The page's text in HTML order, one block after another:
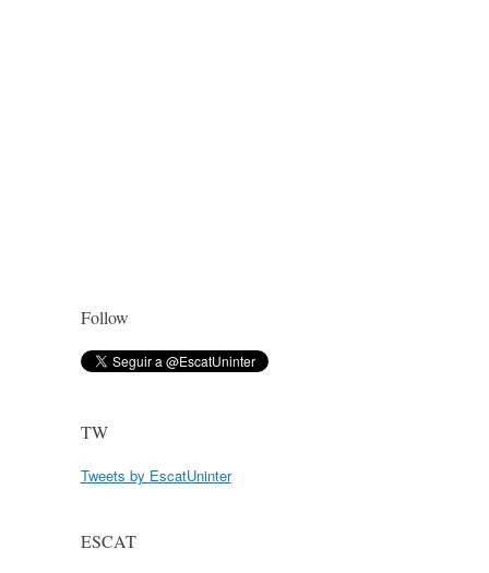
Follow
TW
Tweets by EscatUninter
ESCAT